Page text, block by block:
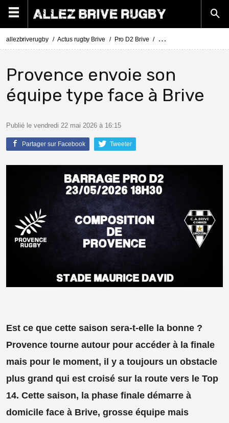
allezbriverugby Actus rugby Brive Pro D2 Brive Barrage Pro D2
Provence envoie son
équipe type face à Brive
Publié le vendredi 22 mai 2026 à 16:15
Partager sur Facebook Tweeter
Est ce que cette saison sera-t-elle la bonne ?
Provence tourne autour pour accéder à la finale
mais pour le moment, il y a toujours un obstacle
plus grand qui est croisé sur la route vers le Top
14. Cette saison, la phase finale démarre à
domicile face à Brive, grosse équipe mais